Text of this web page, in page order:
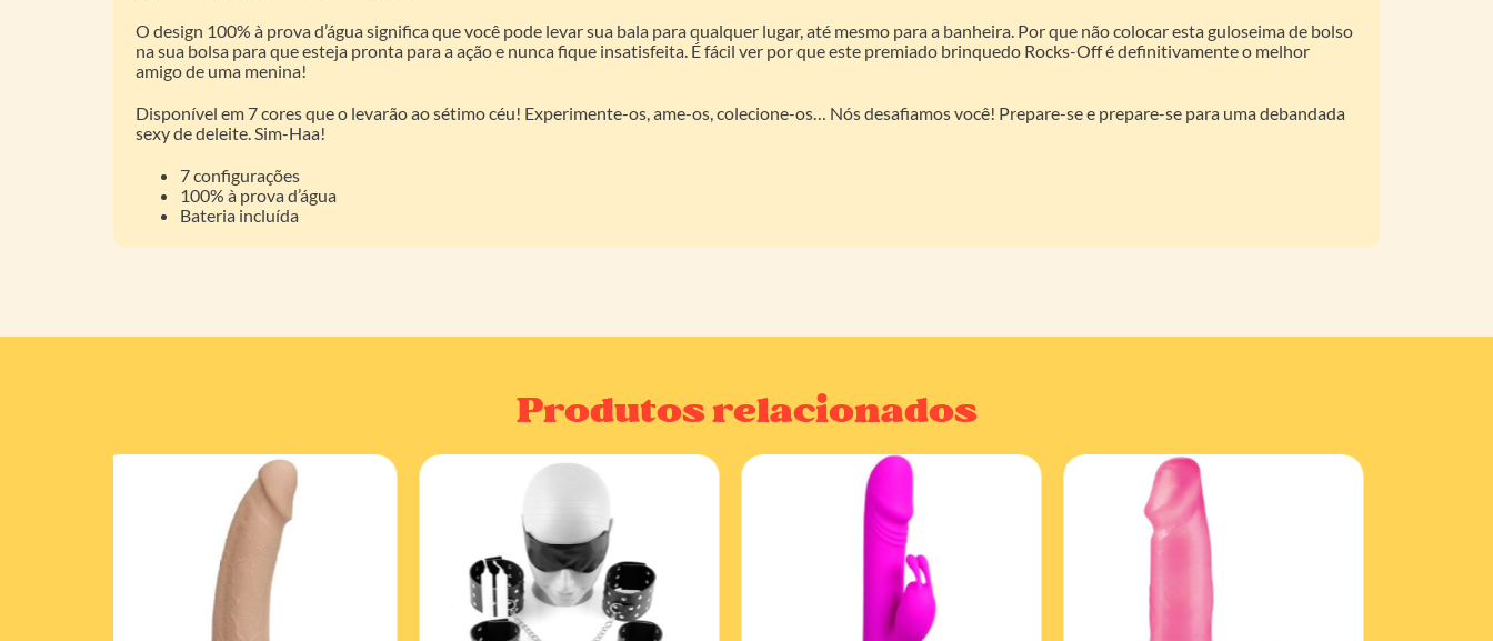
O design 100% à prova d’água significa que você pode levar sua bala para qualquer lugar, até mesmo para a banheira. Por que não colocar esta guloseima de bolso
na sua bolsa para que esteja pronta para a ação e nunca fique insatisfeita. É fácil ver por que este premiado brinquedo Rocks-Off é definitivamente o melhor
amigo de uma menina!
Disponível em 7 cores que o levarão ao sétimo céu! Experimente-os, ame-os, colecione-os… Nós desafiamos você! Prepare-se e prepare-se para uma debandada
sexy de deleite. Sim-Haa!
7 configurações
100% à prova d’água
Bateria incluída
Produtos relacionados